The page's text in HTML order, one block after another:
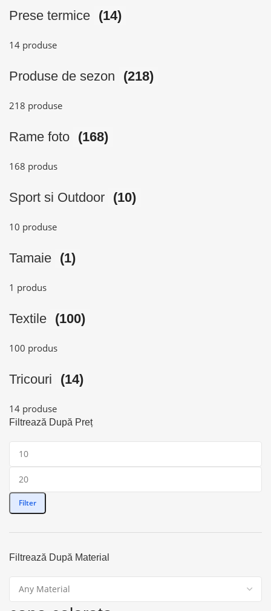
Prese termice (14)
14 produse
Produse de sezon (218)
218 produse
Rame foto (168)
168 produs
Sport si Outdoor (10)
10 produse
Tamaie (1)
1 produs
Textile (100)
100 produs
Tricouri (14)
14 produse
Filtrează După Preț
Filter
Filtrează După Material